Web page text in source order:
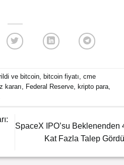
ve bitcoin, bitcoin fiyatı,cme
kararı, Federal Reserve, kripto para,
SpaceX IPO’su Beklenenden
Kat Fazla Talep